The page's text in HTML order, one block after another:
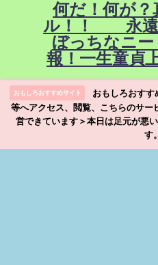
何だ！何が？
ル！！ 永遠
ぼっちなニ
報！一生童貞
おもしろおすすめサイト
おもしろおすす
等へアクセス、閲覧、こちらのサー
営できています＞本日は足元が悪
す。